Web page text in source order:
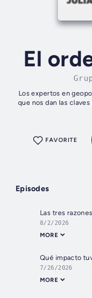
El
Los expertos en
que nos dan las
FAVORITE
Episodes
8/2/2026
MORE
7/26/2026
MORE